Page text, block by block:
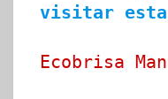
visitar
Ecobrisa